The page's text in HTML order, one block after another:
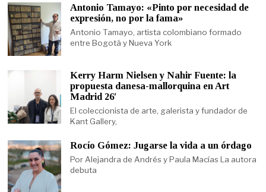
Antonio Tamayo: «Pinto por necesidad de
expresión, no por la fama»
Antonio Tamayo, artista colombiano formado
entre Bogotá y Nueva York
Kerry Harm Nielsen y Nahir Fuente: la
propuesta danesa-mallorquina en Art
Madrid 26′
El coleccionista de arte, galerista y fundador de
Kant Gallery,
Rocío Gómez: Jugarse la vida a un órdago
Por Alejandra de Andrés y Paula Macías La autora
debuta